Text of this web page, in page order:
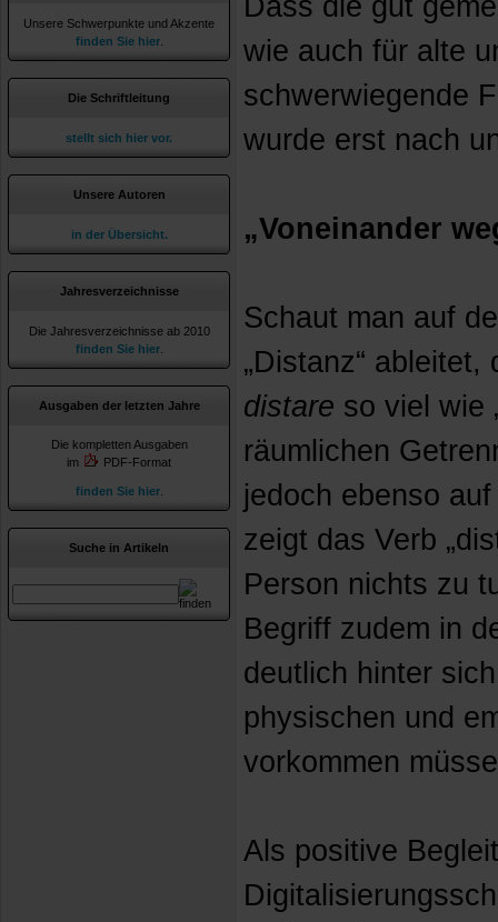
Unsere Schwerpunkte und Akzente
finden Sie hier.
Die Schriftleitung
stellt sich hier vor.
Unsere Autoren
in der Übersicht.
Jahresverzeichnisse
Die Jahresverzeichnisse ab 2010
finden Sie hier.
Ausgaben der letzten Jahre
Die kompletten Ausgaben
im
PDF-Format
finden Sie hier.
Suche in Artikeln
Dass die gut
wie auch für alte
schwerwiegende
wurde erst nach
„Voneinander
Schaut man auf
„Distanz“
distare so viel wie
räumlichen
jedoch ebenso
zeigt das Verb
Person nichts zu
Begriff zudem in
deutlich hinter
physischen und
vorkommen
Als positive